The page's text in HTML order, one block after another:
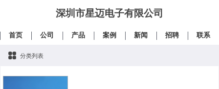
深圳市星迈电子有限公司
首页 公司 产品 案例 新闻 招聘 联系
分类列表